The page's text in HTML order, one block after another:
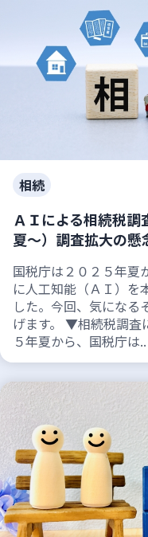
相続
ＡＩによる相続税
夏～）調査拡大の懸
国税庁は２０２５年夏
に人工知能（ＡＩ）を
した。今回、気になる
げます。 ▼相続税調査
５年夏から、国税庁は..